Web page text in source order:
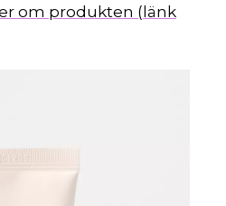
om produkten (länk